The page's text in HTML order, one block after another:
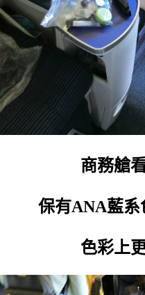
商務艙
保有ANA藍系
色彩上